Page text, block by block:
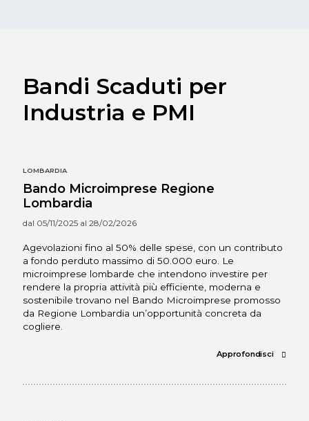
Bandi Scaduti per
Industria e PMI
LOMBARDIA
Bando Microimprese Regione
Lombardia
dal 05/11/2025 al 28/02/2026
Agevolazioni fino al 50% delle spese, con un contributo
a fondo perduto massimo di 50.000 euro. Le
microimprese lombarde che intendono investire per
rendere la propria attività più efficiente, moderna e
sostenibile trovano nel Bando Microimprese promosso
da Regione Lombardia un’opportunità concreta da
cogliere.
                                        Approfondisci